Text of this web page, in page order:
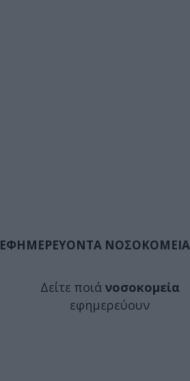
ΕΦΗΜΕΡΕΥΟΝΤΑ ΝΟΣΟΚΟΜΕΙΑ
Δείτε ποιά νοσοκομεία
εφημερεύουν